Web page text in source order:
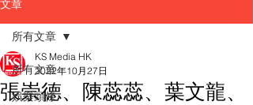
文章
所有文章
娛樂頭條
所有文章
張崇德、陳蕊蕊、葉文龍、
KS Media HK
2022年10月27日